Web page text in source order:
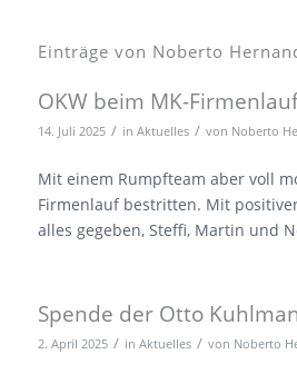
Einträge von Noberto
OKW beim MK-Firmenlauf
14. Juli 2025 / in Aktuelles / von Noberto
Mit einem Rumpfteam aber voll
Firmenlauf bestritten. Mit
alles gegeben, Steffi, Martin und
Spende der Otto
2. April 2025 / in Aktuelles / von Noberto